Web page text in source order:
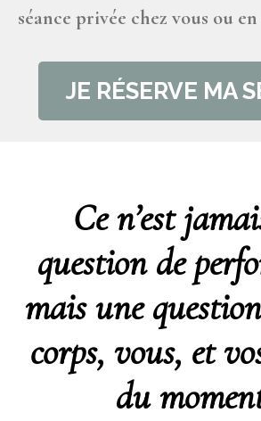
séance privée chez vous ou en
JE RÉSERVE MA
Ce n’est
question de
mais une
corps, vous, et
du